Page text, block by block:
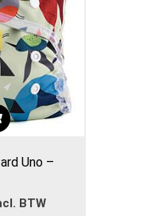
Uno –
BTW